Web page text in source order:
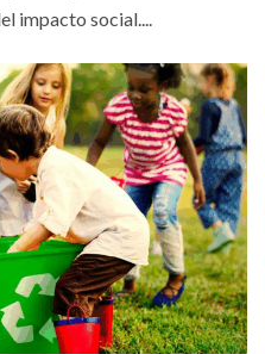
impacto social....